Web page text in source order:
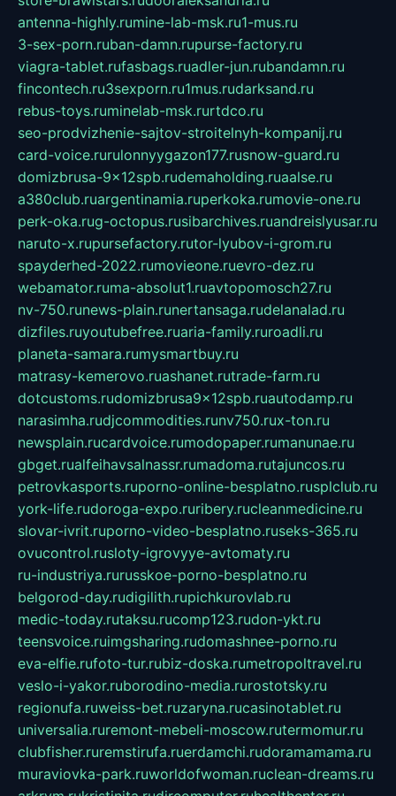
antenna-highly.rumine-lab-msk.ru1-mus.ru
3-sex-porn.ruban-damn.rupurse-factory.ru
viagra-tablet.rufasbags.ruadler-jun.rubandamn.ru
fincontech.ru3sexporn.ru1mus.rudarksand.ru
rebus-toys.ruminelab-msk.rurtdco.ru
seo-prodvizhenie-sajtov-stroitelnyh-kompanij.ru
card-voice.rurulonnyygazon177.rusnow-guard.ru
domizbrusa-9x12spb.rudemaholding.ruaalse.ru
a380club.ruargentinamia.ruperkoka.rumovie-one.ru
perk-oka.rug-octopus.rusibarchives.ruandreislyusar.ru
naruto-x.rupursefactory.rutor-lyubov-i-grom.ru
spayderhed-2022.rumovieone.ruevro-dez.ru
webamator.ruma-absolut1.ruavtopomosch27.ru
nv-750.runews-plain.runertansaga.rudelanalad.ru
dizfiles.ruyoutubefree.ruaria-family.ruroadli.ru
planeta-samara.rumysmartbuy.ru
matrasy-kemerovo.ruashanet.rutrade-farm.ru
dotcustoms.rudomizbrusa9x12spb.ruautodamp.ru
narasimha.rudjcommodities.runv750.rux-ton.ru
newsplain.rucardvoice.rumodopaper.rumanunae.ru
gbget.rualfeihavsalnassr.rumadoma.rutajuncos.ru
petrovkasports.ruporno-online-besplatno.rusplclub.ru
york-life.rudoroga-expo.ruribery.rucleanmedicine.ru
slovar-ivrit.ruporno-video-besplatno.ruseks-365.ru
ovucontrol.rusloty-igrovyye-avtomaty.ru
ru-industriya.rurusskoe-porno-besplatno.ru
belgorod-day.rudigilith.rupichkurovlab.ru
medic-today.rutaksu.rucomp123.rudon-ykt.ru
teensvoice.ruimgsharing.rudomashnee-porno.ru
eva-elfie.rufoto-tur.rubiz-doska.rumetropoltravel.ru
veslo-i-yakor.ruborodino-media.rurostotsky.ru
regionufa.ruweiss-bet.ruzaryna.rucasinotablet.ru
universalia.ruremont-mebeli-moscow.rutermomur.ru
clubfisher.ruremstirufa.ruerdamchi.rudoramamama.ru
muraviovka-park.ruworldofwoman.ruclean-dreams.ru